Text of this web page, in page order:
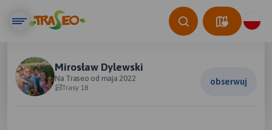
Mirosław Dylewski
Na Traseo od maja 2022
Trasy 18
obserwuj